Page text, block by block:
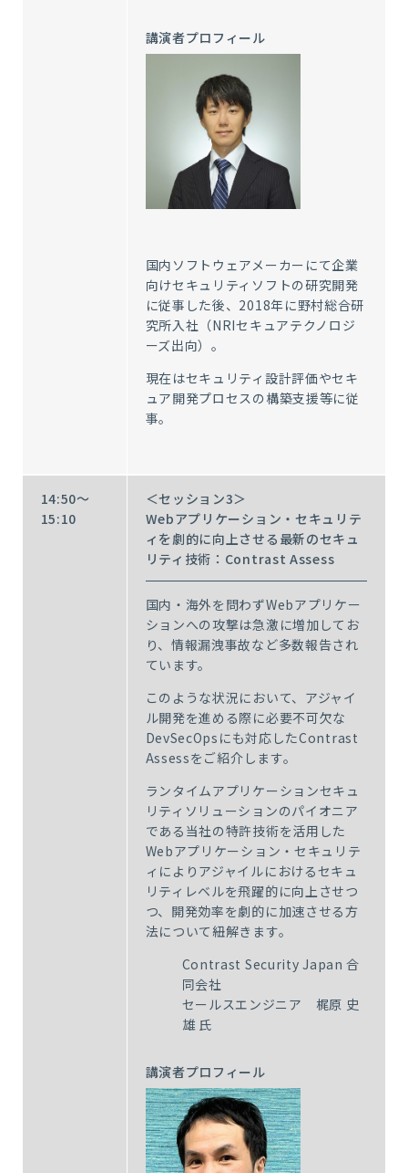
講演者プロフィール
国内ソフトウェアメーカーにて企業
向けセキュリティソフトの研究開発
に従事した後、2018年に野村総合研
究所入社（NRIセキュアテクノロジ
ーズ出向）。
現在はセキュリティ設計評価やセキ
ュア開発プロセスの構築支援等に従
事。
14:50～
15:10
＜セッション3＞
Webアプリケーション・セキュリテ
ィを劇的に向上させる最新のセキュ
リティ技術：Contrast Assess
国内・海外を問わずWebアプリケー
ションへの攻撃は急激に増加してお
り、情報漏洩事故など多数報告され
ています。
このような状況において、アジャイ
ル開発を進める際に必要不可欠な
DevSecOpsにも対応したContrast
Assessをご紹介します。
ランタイムアプリケーションセキュ
リティソリューションのパイオニア
である当社の特許技術を活用した
Webアプリケーション・セキュリテ
ィによりアジャイルにおけるセキュ
リティレベルを飛躍的に向上させつ
つ、開発効率を劇的に加速させる方
法について紐解きます。
Contrast Security Japan合
同会社
セールスエンジニア 梶原 史
雄 氏
講演者プロフィール